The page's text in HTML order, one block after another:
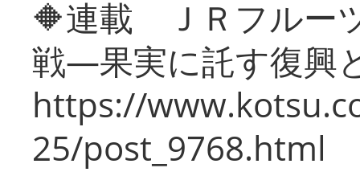
🔶連載 ＪＲフルー
戦―果実に託す復興
https://
25/post_9768.html